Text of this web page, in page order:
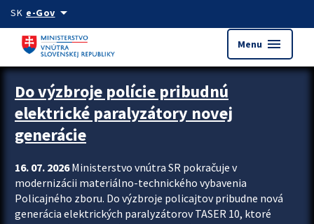
Preskocit na hlavný obsah
SK e-Govarrow_drop_down
Menu menu
Zastavit automatický posun upútavok
Do výzbroje polície pribudnú
elektrické paralyzátory novej
generácie
16. 07. 2026Ministerstvo vnútra SR pokračuje v
modernizácii materiálno-technického vybavenia
Policajného zboru. Do výzbroje policajtov pribudne nová
generácia elektrických paralyzátorov TASER 10, ktoré